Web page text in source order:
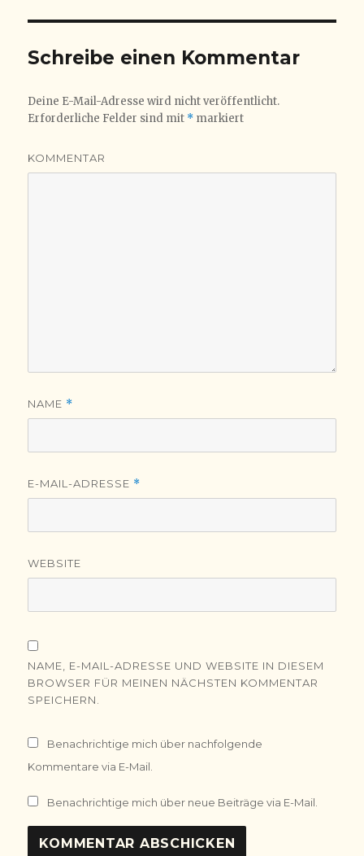
Schreibe einen Kommentar
Deine E-Mail-Adresse wird nicht veröffentlicht.
Erforderliche Felder sind mit * markiert
KOMMENTAR
NAME *
E-MAIL-ADRESSE *
WEBSITE
NAME, E-MAIL-ADRESSE UND WEBSITE IN DIESEM
BROWSER FÜR MEINEN NÄCHSTEN KOMMENTAR
SPEICHERN.
Benachrichtige mich über nachfolgende
Kommentare via E-Mail.
Benachrichtige mich über neue Beiträge via E-Mail.